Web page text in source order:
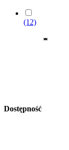
(12)
Dostępność